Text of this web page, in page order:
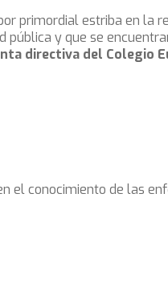
primordial estriba en la
pública y que se
directiva del Colegio
el conocimiento de las